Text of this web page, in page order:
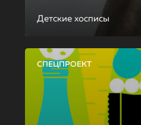
Детские хосписы
СПЕЦПРОЕКТ